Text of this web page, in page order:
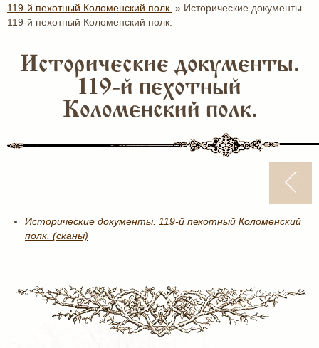
119-й пехотный Коломенский полк. » Исторические документы.
119-й пехотный Коломенский полк.
Исторические документы.
119-й пехотный
Коломенский полк.
Исторические документы. 119-й пехотный Коломенский
полк. (сканы)